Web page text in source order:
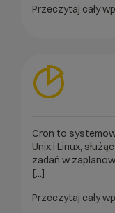
Przeczytaj cały
Cron to
Unix i Linux,
zadań w
[...]
Przeczytaj cały